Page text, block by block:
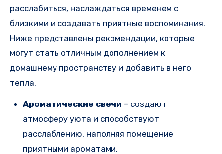
расслабиться, наслаждаться временем с
близкими и создавать приятные воспоминания.
Ниже представлены рекомендации, которые
могут стать отличным дополнением к
домашнему пространству и добавить в него
тепла.
Ароматические свечи – создают
атмосферу уюта и способствуют
расслаблению, наполняя помещение
приятными ароматами.